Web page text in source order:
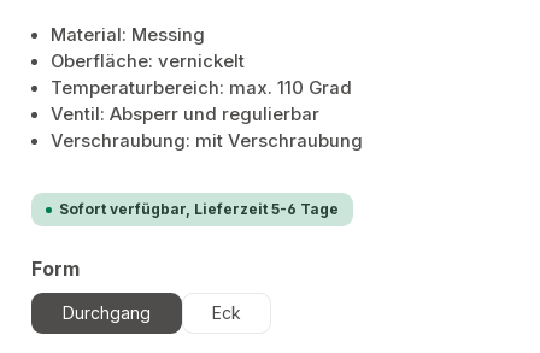
Material: Messing
Oberfläche: vernickelt
Temperaturbereich: max. 110 Grad
Ventil: Absperr und regulierbar
Verschraubung: mit Verschraubung
Sofort verfügbar, Lieferzeit 5-6 Tage
Formauswählen
Durchgang Eck